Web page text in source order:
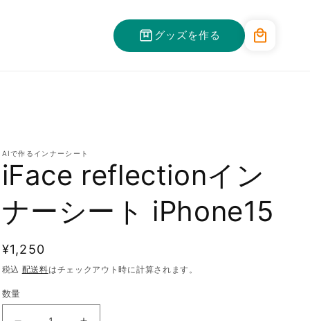
グッズを作る
ー
AIで作るインナーシート
iFace reflectionイン
ナーシート iPhone15
通
常
価
格
¥1,250
税込 配送料はチェックアウト時に計算されます。
数量